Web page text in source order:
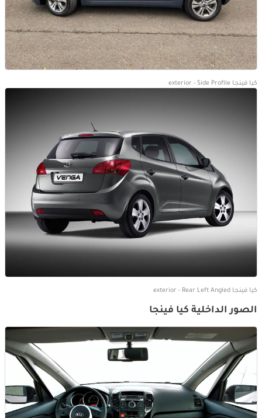
كيا فينجا exterior - Side Profile
كيا فينجا exterior - Rear Left Angled
الصور الداخلية كيا فينجا